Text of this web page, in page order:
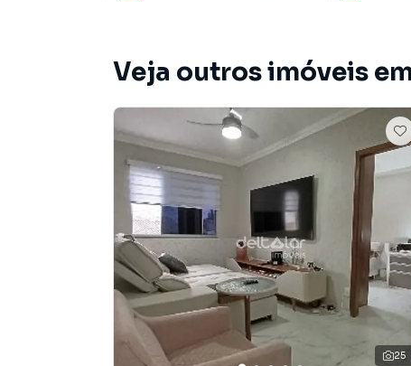
Veja outros imóveis
25